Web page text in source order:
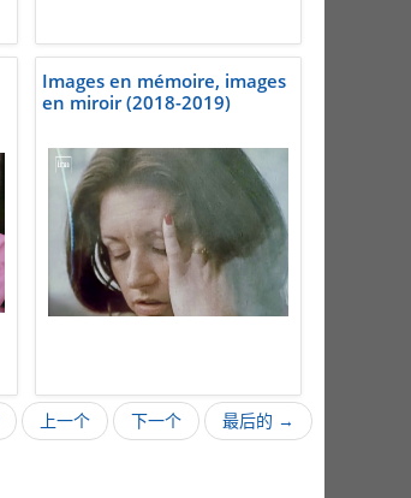
Images en mémoire, images
en miroir (2018-2019)
上一个 下一个 最后的 →